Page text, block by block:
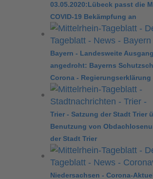
03.05.2020:Lübeck passt die
COVID-19 Bekämpfung an
Bayern - Landesweite
angedroht: Bayerns
Corona -
Trier - Satzung der Stadt Trier
Benutzung von
der Stadt Trier
Niedersachsen - Corona-